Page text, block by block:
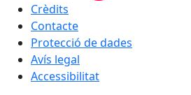
Crèdits
Contacte
Protecció de dades
Avís legal
Accessibilitat